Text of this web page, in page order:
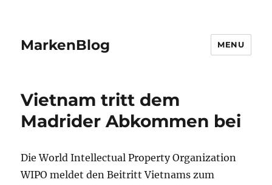
MarkenBlog MENU
Vietnam tritt dem
Madrider Abkommen bei
Die World Intellectual Property Organization
WIPO meldet den Beitritt Vietnams zum